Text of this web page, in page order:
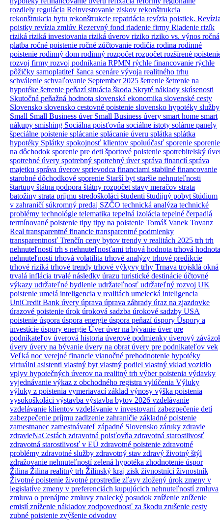
rozdiely regulácia Reinvestovanie ziskov rekonštrukcia
rekonštrukcia bytu rekonštrukcie repatriácia revízia poistiek.
poistky revízia zmlúv Rezervný fond riadenie firmy Riadenie rizík
riziká riziká investovania riziká úverov riziko riziko vs. výnos ročná
platba ročné poistenie ročné zúčtovanie rodičia rodina rodinné
poistenie rodinný dom rodinný rozpočet rozpočet rozšírené
rozvoj firmy rozvoj podnikania RPMN rýchle financovanie rýchle
pôžičky samoplatiteľ šanca scenáre vývoja realitného trhu
schválenie schvaľovanie September 2025 šetrenie šetrenie na
hypotéke šetrenie peňazísituácia škoda Skryté náklady skúsenosti
Skutočná peňažná hodnota slovenská ekonomika slovenské cesty
Slovensko slovensko cestovné poistenie slovensko hypotéky služby
Small Small Business úver Small Business úvery smart home smart
nákupy smishing Sociálna poisťovňa sociálne istoty solárne panely
špeciálne poistenie splácanie splácanie úveru splátka splátka
hypotéky Splátky spokojnosť klientov spoluúčasť sporenie sporenie
na dôchodok sporenie pre deti športové poistenie spotrebitelský
spotrebné úvery spotrebný spotrebný úverspráva financiíspráva
majetku správa úverov sprievodca financiami stabilné financovanie
starobné dôchodkové sporenie Starší byt staršie nehnuteľnosti
štartupy štátna podpora štátny rozpočet stavy meračov strata
batožiny strata príjmu stredoškoláci študenti študijný pobyt štúdium
v zahraničísúkromný predaj SZČO technická analýza technické
problémy technológie telematika tepelná izolácia tepelné čerpadlá
termínované poistenie tipy tipy na poistenie Tomáš Vanek Tovanz
Real transparentné financie transparentné podmienky
transparentnosť Trenčín ceny bytov trendy v realitách 2025 trh trh
nehnuteľnostítrh s nehnuteľnosťami trhová hodnota trhová hodnota
nehnuteľnosti trhová volatilita trhové analýzy trhové predikcie
trhové riziká trhové trendy trhové výkyvy trhy Trnava trojsklá okná
trvalá inflácia trvalé následky úrazu turistické destinácie účtovné
výkazy udržateľné bydlenie udržateľnosť udržateľný rozvoj UK
poistenie umelá inteligencia v realitách umelecká inteligencia
UniCredit Bank úvery úprava úprava záhrady úraz na zjazdovke
úrazové poistenie úrok úroková sadzba úrokové sadzby USA
poistenie úspora úspora energie úspora peňazíúspory Úspory a
investície úspory energie Úverúver na bývanie úver pre
podnikateľov úverová historia úverové podmienky úverový
úvery úvery na bývanie úvery na obrat úvery pre podnikateľov vek
Veľká noc verejné financie vianočné prehodnotenie hypotéky
virtuálni asistenti vlastný byt vlastný podiel vlastný vklad vozidlo
vplyv hypotečných úverov na realitný trh výber poistenia výdavky
vyjednávanie výkaz z obchodného registra vylúčenia Výluky
výluky z poistenia vymeriavací základ výnosy výška poistenia
vysokoškoláci výstavba výstavba bytov 2026 vzdelávanie
vzdelávanie klientov vzdelávanie v investovanízabezpečenie detí
zabezpečenie príjmu zadlzenie zahraničie základné poistenie
zamestnanec zamestnávateľ západné Slovensko záruky zdravie
zdravieNaCestách zdravotná poisťovňa zdravotná starostlivosť
zdravotná starostlivosť v EÚ zdravotné poistenie zdravotné
problémy zdravotné služby zdravotný stav zdravý životný štýl
zdražovanie nehnuteľnostízelená hypotéka zhodnotenie úspor
Žilina Žilina realitný trh Žilinský kraj zisk živnostníci živnostník
Životné poistenie životné prostredie zľavy zložený úrok zmeny v
legislatíve zmeny v preferenciách kupujúcich nehnuteľnostízmluva
zmluva o prenájme zmluvy znalecký posudok zníženie zníženie
emisiízníženie nákladov zodpovednosť za škodu zrušenie cesty
zubné poistenie zvýšenie odvodov